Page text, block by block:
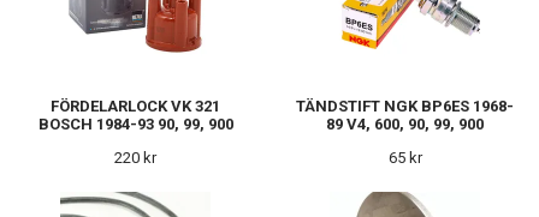
FÖRDELARLOCK VK 321
BOSCH 1984-93 90, 99, 900
220 kr
TÄNDSTIFT NGK BP6ES 1968-
89 V4, 600, 90, 99, 900
65 kr